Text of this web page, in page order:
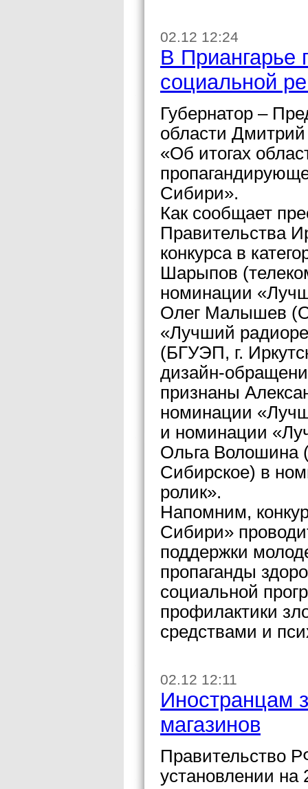
02.12 12:24
В Приангарье
социальной
Губернатор –
области
«Об итогах
Сибири».
Как сообщает
Правительства
конкурса в
Шарыпов
номинации
Олег Малышев
«Лучший
(БГУЭП, г.
дизайн-
признаны
номинации
и номинации
Ольга Волошина
Сибирское) в
ролик».
Напомним,
Сибири»
поддержки
пропаганды
социальной
профилактики
средствами и
02.12 12:11
Иностранцам
магазинов
Правительство
установлении на